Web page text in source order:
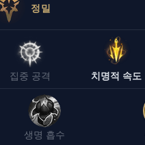
정밀
집중 공격 치명적 속도
생명 흡수